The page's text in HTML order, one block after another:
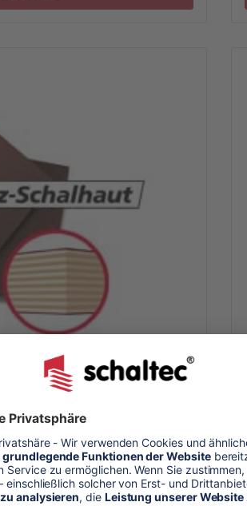
Phenolharz